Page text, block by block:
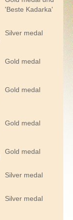
'Beste Kadarka'
Silver medal
Gold medal
Gold medal
Gold medal
Gold medal
Silver medal
Silver medal